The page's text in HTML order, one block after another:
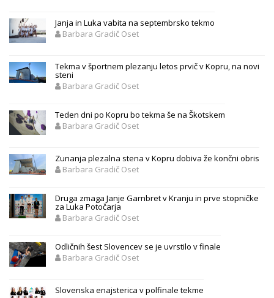
Janja in Luka vabita na septembrsko tekmo
Barbara Gradič Oset
Tekma v športnem plezanju letos prvič v Kopru, na novi
steni
Barbara Gradič Oset
Teden dni po Kopru bo tekma še na Škotskem
Barbara Gradič Oset
Zunanja plezalna stena v Kopru dobiva že končni obris
Barbara Gradič Oset
Druga zmaga Janje Garnbret v Kranju in prve stopničke
za Luka Potočarja
Barbara Gradič Oset
Odličnih šest Slovencev se je uvrstilo v finale
Barbara Gradič Oset
Slovenska enajsterica v polfinale tekme